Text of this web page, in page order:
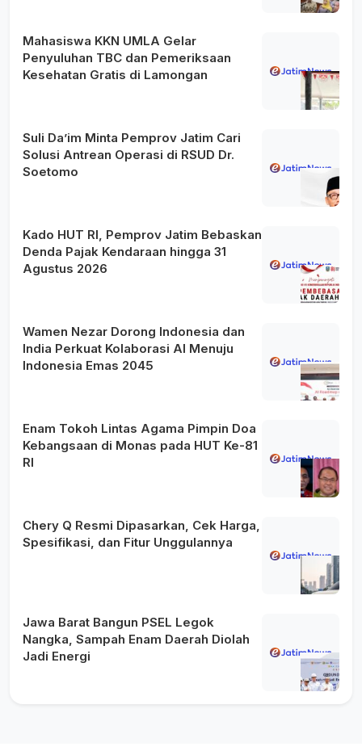
Mahasiswa KKN UMLA Gelar
Penyuluhan TBC dan Pemeriksaan
Kesehatan Gratis di Lamongan
Suli Da’im Minta Pemprov Jatim Cari
Solusi Antrean Operasi di RSUD Dr.
Soetomo
Kado HUT RI, Pemprov Jatim Bebaskan
Denda Pajak Kendaraan hingga 31
Agustus 2026
Wamen Nezar Dorong Indonesia dan
India Perkuat Kolaborasi AI Menuju
Indonesia Emas 2045
Enam Tokoh Lintas Agama Pimpin Doa
Kebangsaan di Monas pada HUT Ke-81
RI
Chery Q Resmi Dipasarkan, Cek Harga,
Spesifikasi, dan Fitur Unggulannya
Jawa Barat Bangun PSEL Legok
Nangka, Sampah Enam Daerah Diolah
Jadi Energi